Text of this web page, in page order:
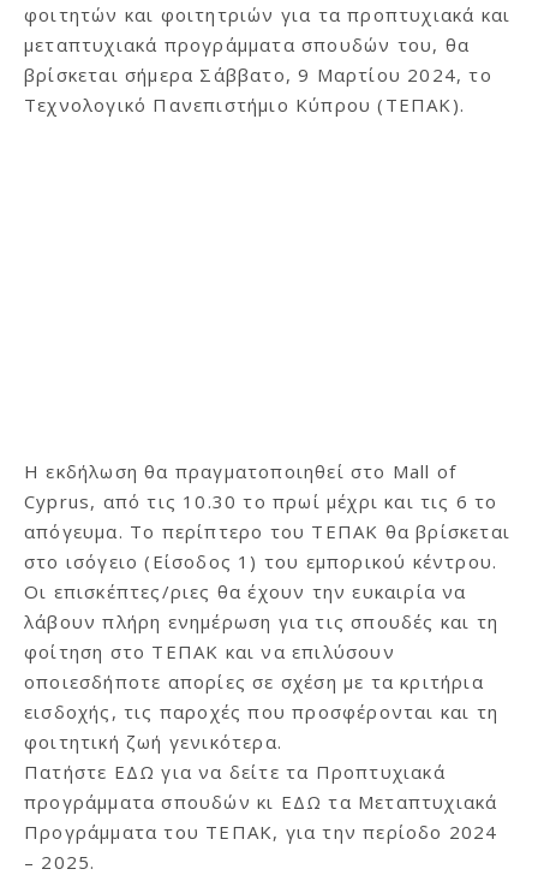
φοιτητών και φοιτητριών για τα προπτυχιακά και
μεταπτυχιακά προγράμματα σπουδών του, θα
βρίσκεται σήμερα Σάββατο, 9 Μαρτίου 2024, το
Τεχνολογικό Πανεπιστήμιο Κύπρου (ΤΕΠΑΚ).
Η εκδήλωση θα πραγματοποιηθεί στο Mall of
Cyprus, από τις 10.30 το πρωί μέχρι και τις 6 το
απόγευμα. Το περίπτερο του ΤΕΠΑΚ θα βρίσκεται
στο ισόγειο (Είσοδος 1) του εμπορικού κέντρου.
Οι επισκέπτες/ριες θα έχουν την ευκαιρία να
λάβουν πλήρη ενημέρωση για τις σπουδές και τη
φοίτηση στο ΤΕΠΑΚ και να επιλύσουν
οποιεσδήποτε απορίες σε σχέση με τα κριτήρια
εισδοχής, τις παροχές που προσφέρονται και τη
φοιτητική ζωή γενικότερα.
Πατήστε ΕΔΩ για να δείτε τα Προπτυχιακά
προγράμματα σπουδών κι ΕΔΩ τα Μεταπτυχιακά
Προγράμματα του ΤΕΠΑΚ, για την περίοδο 2024
– 2025.